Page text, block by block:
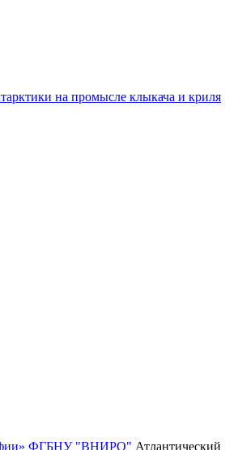
на промысле клыкача и криля
ФГБНУ "ВНИРО" Атлантический